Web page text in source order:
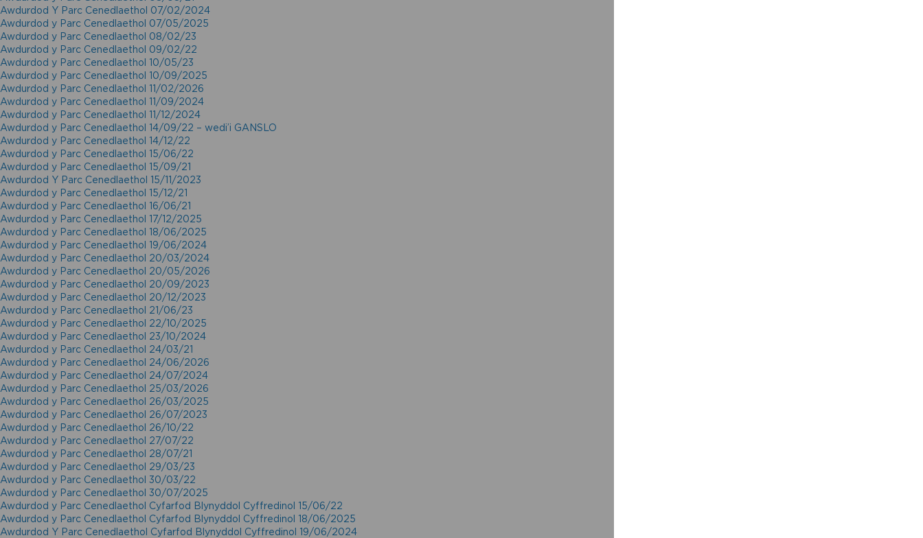
Awdurdod Y Parc Cenedlaethol 07/02/2024
Awdurdod y Parc Cenedlaethol 07/05/2025
Awdurdod y Parc Cenedlaethol 08/02/23
Awdurdod y Parc Cenedlaethol 09/02/22
Awdurdod y Parc Cenedlaethol 10/05/23
Awdurdod y Parc Cenedlaethol 10/09/2025
Awdurdod y Parc Cenedlaethol 11/02/2026
Awdurdod y Parc Cenedlaethol 11/09/2024
Awdurdod y Parc Cenedlaethol 11/12/2024
Awdurdod y Parc Cenedlaethol 14/09/22 – wedi’i GANSLO
Awdurdod y Parc Cenedlaethol 14/12/22
Awdurdod y Parc Cenedlaethol 15/06/22
Awdurdod y Parc Cenedlaethol 15/09/21
Awdurdod Y Parc Cenedlaethol 15/11/2023
Awdurdod y Parc Cenedlaethol 15/12/21
Awdurdod y Parc Cenedlaethol 16/06/21
Awdurdod y Parc Cenedlaethol 17/12/2025
Awdurdod y Parc Cenedlaethol 18/06/2025
Awdurdod y Parc Cenedlaethol 19/06/2024
Awdurdod y Parc Cenedlaethol 20/03/2024
Awdurdod y Parc Cenedlaethol 20/05/2026
Awdurdod y Parc Cenedlaethol 20/09/2023
Awdurdod y Parc Cenedlaethol 20/12/2023
Awdurdod y Parc Cenedlaethol 21/06/23
Awdurdod y Parc Cenedlaethol 22/10/2025
Awdurdod y Parc Cenedlaethol 23/10/2024
Awdurdod y Parc Cenedlaethol 24/03/21
Awdurdod y Parc Cenedlaethol 24/06/2026
Awdurdod y Parc Cenedlaethol 24/07/2024
Awdurdod y Parc Cenedlaethol 25/03/2026
Awdurdod y Parc Cenedlaethol 26/03/2025
Awdurdod y Parc Cenedlaethol 26/07/2023
Awdurdod y Parc Cenedlaethol 26/10/22
Awdurdod y Parc Cenedlaethol 27/07/22
Awdurdod y Parc Cenedlaethol 28/07/21
Awdurdod y Parc Cenedlaethol 29/03/23
Awdurdod y Parc Cenedlaethol 30/03/22
Awdurdod y Parc Cenedlaethol 30/07/2025
Awdurdod y Parc Cenedlaethol Cyfarfod Blynyddol Cyffredinol 15/06/22
Awdurdod y Parc Cenedlaethol Cyfarfod Blynyddol Cyffredinol 18/06/2025
Awdurdod Y Parc Cenedlaethol Cyfarfod Blynyddol Cyffredinol 19/06/2024